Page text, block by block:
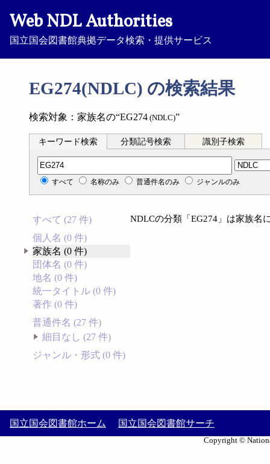
Web NDL Authorities
国立国会図書館典拠データ検索・提供サービス
EG274(NDLC) の検索結果
検索対象：家族名の“EG274 (NDLC)”
キーワード検索 分類記号検索 識別子検索
分類記号検索
すべて 名称のみ 普通件名のみ ジャンルのみ
すべて (27 件)
個人名 (0 件)
家族名 (0 件)
団体名 (0 件)
地名 (0 件)
統一タイトル (0 件)
著作 (0 件)
普通件名 (27 件)
細目なし (27 件)
ジャンル・形式 (0 件)
NDLCの分類「EG274」は家族名
国立国会図書館ホーム 国立国会図書館サーチ
Copyright ©